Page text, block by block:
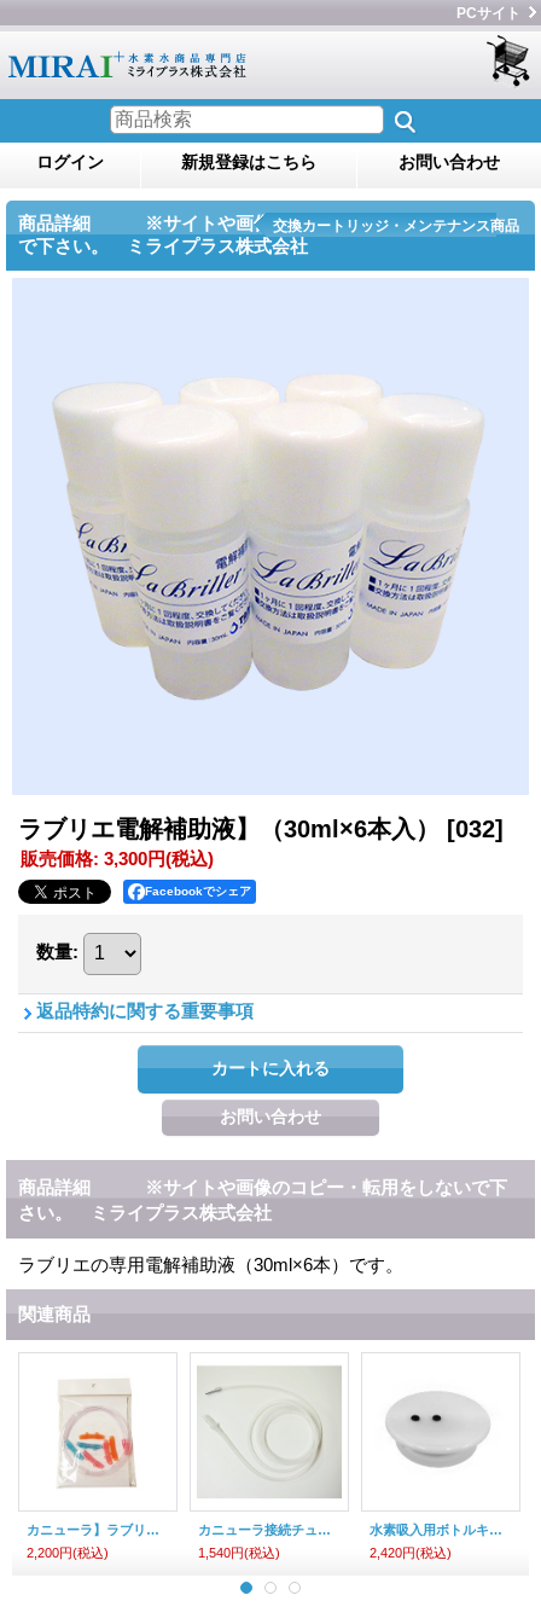
PCサイト
ログイン 新規登録はこちら お問い合わせ
商品詳細 ※サイトや画像のコピー・転用をしない
で下さい。 ミライプラス株式会社
交換カートリッジ・メンテナンス商品
ラブリエ電解補助液】（30ml×6本入） [032]
販売価格: 3,300円(税込)
Facebookでシェア
数量:
返品特約に関する重要事項
商品詳細 ※サイトや画像のコピー・転用をしないで下
さい。 ミライプラス株式会社
ラブリエの専用電解補助液（30ml×6本）です。
関連商品
カニューラ】ラブリエ・ラブリエリュクス共通
2,200円(税込)
カニューラ接続チューブ】ラブリエ・ラブリエリュクス共通
1,540円(税込)
水素吸入用ボトルキャップ】ラブリエ・ラブリエリュクス共通
2,420円(税込)